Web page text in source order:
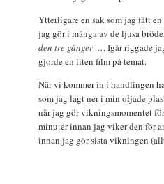
Ytterligare en sak som jag fått
jag gör i många av de ljusa
den tre gånger …. Igår riggade
gjorde en liten film på temat.
När vi kommer in i handlingen
som jag lagt ner i min oljade
när jag gör vikningsmomentet
minuter innan jag viker den för
innan jag gör sista vikningen